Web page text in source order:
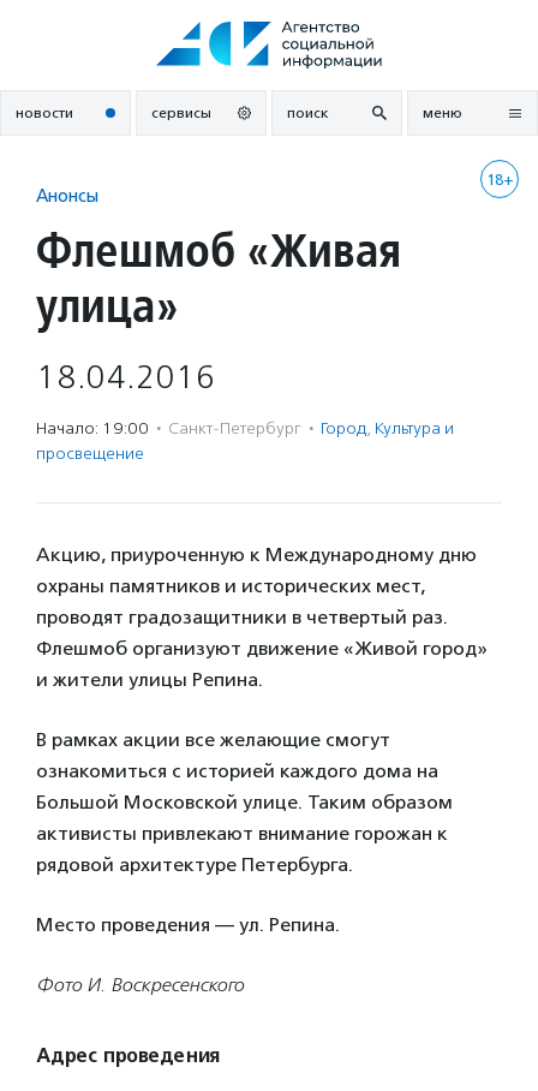
новости сервисы поиск меню
18+
Анонсы
Флешмоб «Живая
улица»
18.04.2016
Начало: 19:00 · Санкт-Петербург · Город, Культура и
просвещение
Акцию, приуроченную к Международному дню
охраны памятников и исторических мест,
проводят градозащитники в четвертый раз.
Флешмоб организуют движение «Живой город»
и жители улицы Репина.
В рамках акции все желающие смогут
ознакомиться с историей каждого дома на
Большой Московской улице. Таким образом
активисты привлекают внимание горожан к
рядовой архитектуре Петербурга.
Место проведения — ул. Репина.
Фото И. Воскресенского
Адрес проведения